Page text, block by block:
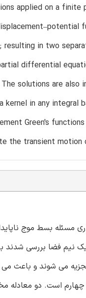
applied on a
in two
differential
solutions are
in any
Green's
the transient
مسئله بسط موج
فضا بررسی شدند با
می شوند و باعث می
است. دو معادله